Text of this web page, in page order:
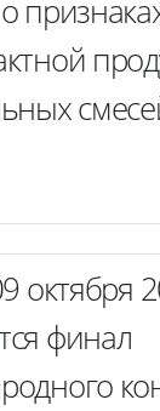
октября
финал